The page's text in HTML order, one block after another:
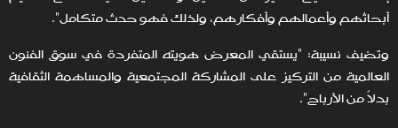
أبحاثهم وأعمالهم وأفكارهم، ولذلك فهو حدث متكامل".
وتضيف نسيبة: "يستقي المعرض هويته المتفردة في سوق الفنون
العالمية من التركيز على المشاركة المجتمعية والمساهمة الثقافية
بدلاً من الأرباح".